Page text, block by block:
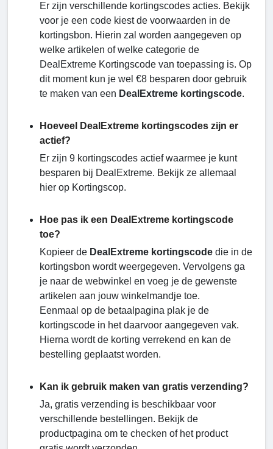
Er zijn verschillende kortingscodes acties. Bekijk
voor je een code kiest de voorwaarden in de
kortingsbon. Hierin zal worden aangegeven op
welke artikelen of welke categorie de
DealExtreme Kortingscode van toepassing is. Op
dit moment kun je wel €8 besparen door gebruik
te maken van een DealExtreme kortingscode.
Hoeveel DealExtreme kortingscodes zijn er
actief?
Er zijn 9 kortingscodes actief waarmee je kunt
besparen bij DealExtreme. Bekijk ze allemaal
hier op Kortingscop.
Hoe pas ik een DealExtreme kortingscode
toe?
Kopieer de DealExtreme kortingscode die in de
kortingsbon wordt weergegeven. Vervolgens ga
je naar de webwinkel en voeg je de gewenste
artikelen aan jouw winkelmandje toe.
Eenmaal op de betaalpagina plak je de
kortingscode in het daarvoor aangegeven vak.
Hierna wordt de korting verrekend en kan de
bestelling geplaatst worden.
Kan ik gebruik maken van gratis verzending?
Ja, gratis verzending is beschikbaar voor
verschillende bestellingen. Bekijk de
productpagina om te checken of het product